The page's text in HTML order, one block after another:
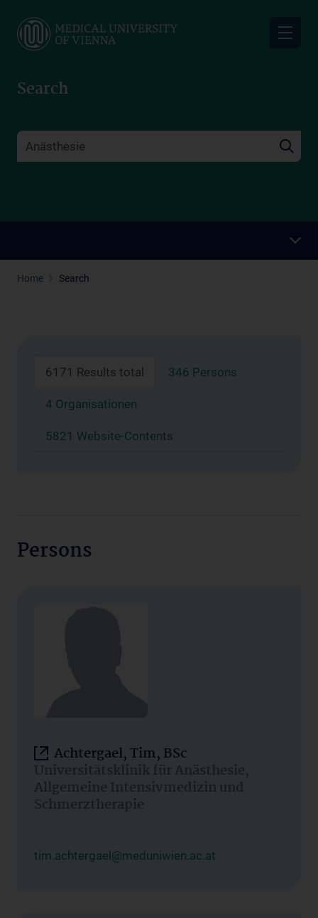
main
Search
Home Search
6171 Results total 346 Persons
4 Organisationen
5821 Website-Contents
Persons
Achtergael, Tim, BSc
Universitätsklinik für Anästhesie,
Allgemeine Intensivmedizin und
Schmerztherapie
tim.achtergael@meduniwien.ac.at